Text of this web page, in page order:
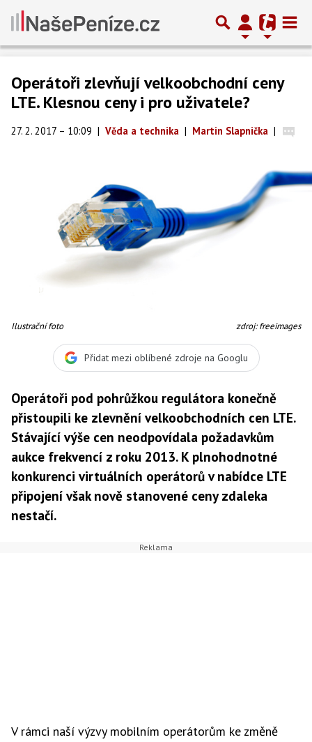
Operátoři zlevňují velkoobchodní ceny
LTE. Klesnou ceny i pro uživatele?
27. 2. 2017 – 10:09 | Věda a technika | Martin Slapnička |
Ilustrační foto zdroj: freeimages
Přidat mezi oblíbené zdroje na Googlu
Operátoři pod pohrůžkou regulátora konečně
přistoupili ke zlevnění velkoobchodních cen LTE.
Stávající výše cen neodpovídala požadavkům
aukce frekvencí z roku 2013. K plnohodnotné
konkurenci virtuálních operátorů v nabídce LTE
připojení však nově stanovené ceny zdaleka
nestačí.
V rámci naší výzvy mobilním operátorům ke změně